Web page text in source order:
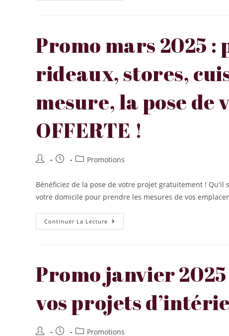
Promo mars 2025 :
rideaux, stores,
mesure, la pose de
OFFERTE !
Promotions
Bénéficiez de la pose de votre projet gratuitement ! Qu'il
votre domicile pour prendre les mesures de vos
Continuer La Lecture
Promo janvier
vos projets
Promotions